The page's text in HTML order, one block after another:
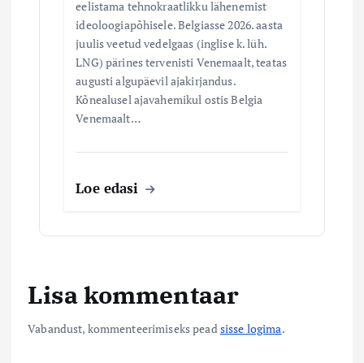
eelistama tehnokraatlikku lähenemist
ideoloogiapõhisele. Belgiasse 2026. aasta
juulis veetud vedelgaas (inglise k. lüh.
LNG) pärines tervenisti Venemaalt, teatas
augusti algupäevil ajakirjandus.
Kõnealusel ajavahemikul ostis Belgia
Venemaalt…
Loe edasi
Lisa kommentaar
Vabandust, kommenteerimiseks peadsisse logima.